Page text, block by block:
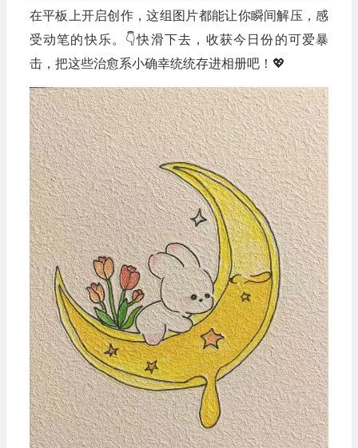
在平板上开启创作，这组图片都能让你瞬间解压，感
受动笔的快乐。👇快滑下去，收获今日份的可爱暴
击，把这些治愈系小确幸统统存进相册吧！💖